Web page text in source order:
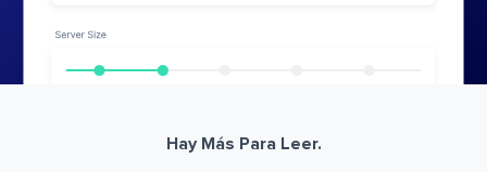
Hay Más Para Leer.